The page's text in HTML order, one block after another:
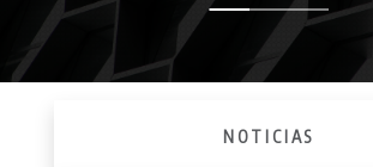
Vías Terrestres
NOTICIAS